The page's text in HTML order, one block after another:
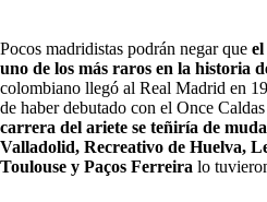
Pocos madridistas podrán negar que
uno de los más raros en la historia
colombiano llegó al Real Madrid en
de haber debutado con el Once
carrera del ariete se teñiría de
Valladolid, Recreativo de Huelva,
Toulouse y Paços Ferreira lo